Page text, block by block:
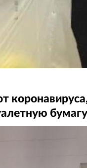
бумагу